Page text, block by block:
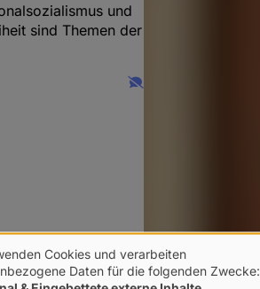
und
sind Themen der
Cookies und verarbeiten
Daten für die folgenden Zwecke: